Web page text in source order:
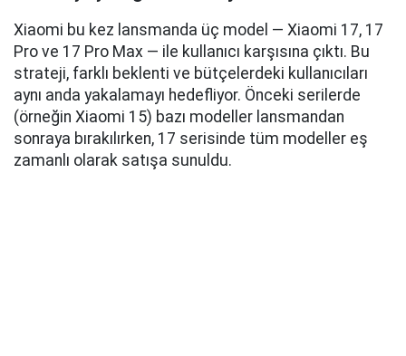
Xiaomi bu kez lansmanda üç model — Xiaomi 17, 17
Pro ve 17 Pro Max — ile kullanıcı karşısına çıktı. Bu
strateji, farklı beklenti ve bütçelerdeki kullanıcıları
aynı anda yakalamayı hedefliyor. Önceki serilerde
(örneğin Xiaomi 15) bazı modeller lansmandan
sonraya bırakılırken, 17 serisinde tüm modeller eş
zamanlı olarak satışa sunuldu.